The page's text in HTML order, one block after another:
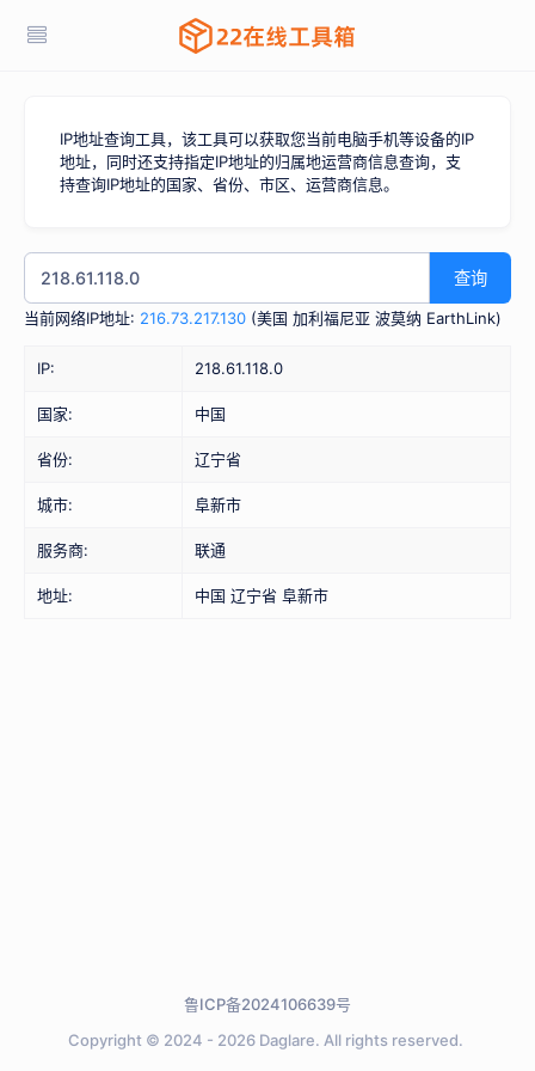
IP地址查询工具，该工具可以获取您当前电脑手机等设备的IP
地址，同时还支持指定IP地址的归属地运营商信息查询，支
持查询IP地址的国家、省份、市区、运营商信息。
查询
当前网络IP地址: 216.73.217.130 (美国 加利福尼亚 波莫纳 EarthLink)
IP: 218.61.118.0
国家: 中国
省份: 辽宁省
城市: 阜新市
服务商: 联通
地址: 中国 辽宁省 阜新市
Copyright © 2024 - 2026 Daglare. All rights reserved.
鲁ICP备2024106639号